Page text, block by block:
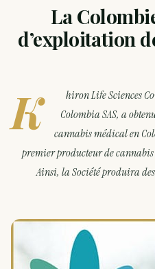
La
d’exploitation
K
hiron Life Sciences
Colombia SAS, a
cannabis médical en
premier producteur de
Ainsi, la Société produira